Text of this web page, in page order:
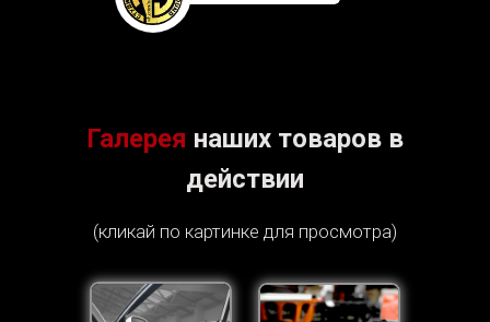
Галерея наших товаров в
действии
(кликай по картинке для просмотра)